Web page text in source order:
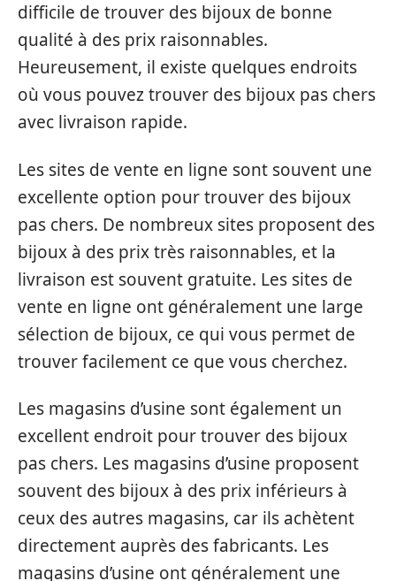
difficile de trouver des bijoux de bonne
qualité à des prix raisonnables.
Heureusement, il existe quelques endroits
où vous pouvez trouver des bijoux pas chers
avec livraison rapide.
Les sites de vente en ligne sont souvent une
excellente option pour trouver des bijoux
pas chers. De nombreux sites proposent des
bijoux à des prix très raisonnables, et la
livraison est souvent gratuite. Les sites de
vente en ligne ont généralement une large
sélection de bijoux, ce qui vous permet de
trouver facilement ce que vous cherchez.
Les magasins d’usine sont également un
excellent endroit pour trouver des bijoux
pas chers. Les magasins d’usine proposent
souvent des bijoux à des prix inférieurs à
ceux des autres magasins, car ils achètent
directement auprès des fabricants. Les
magasins d’usine ont généralement une